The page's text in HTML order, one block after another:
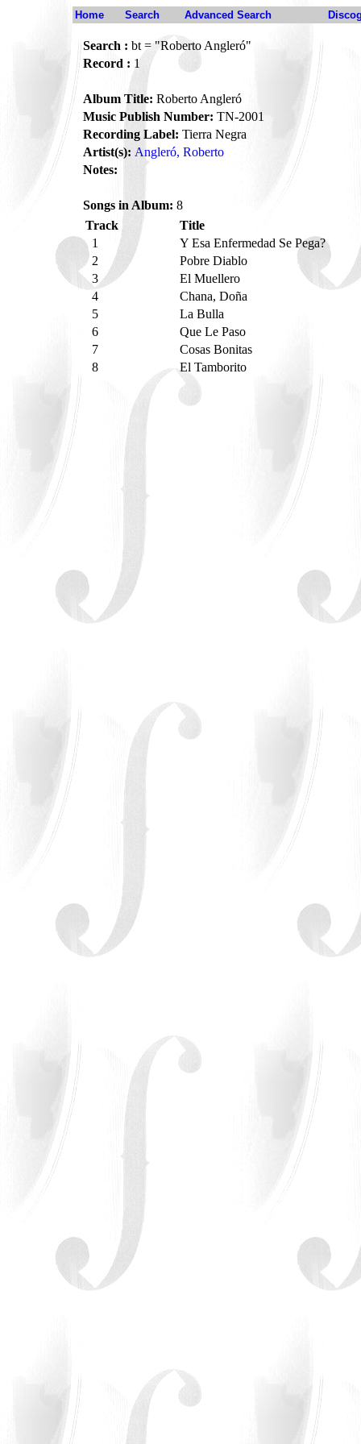
Home Search Advanced Search
Search : bt = "Roberto Angleró"
Record : 1
Album Title: Roberto Angleró
Music Publish Number: TN-2001
Recording Label: Tierra Negra
Artist(s): Angleró, Roberto
Notes:
Songs in Album: 8
Track
Title
1
Y Esa Enfermedad Se Pega?
2
Pobre Diablo
3
El Muellero
4
Chana, Doña
5
La Bulla
6
Que Le Paso
7
Cosas Bonitas
8
El Tamborito